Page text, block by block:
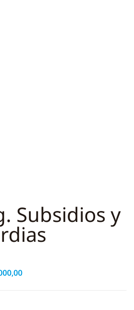
Subsidios y